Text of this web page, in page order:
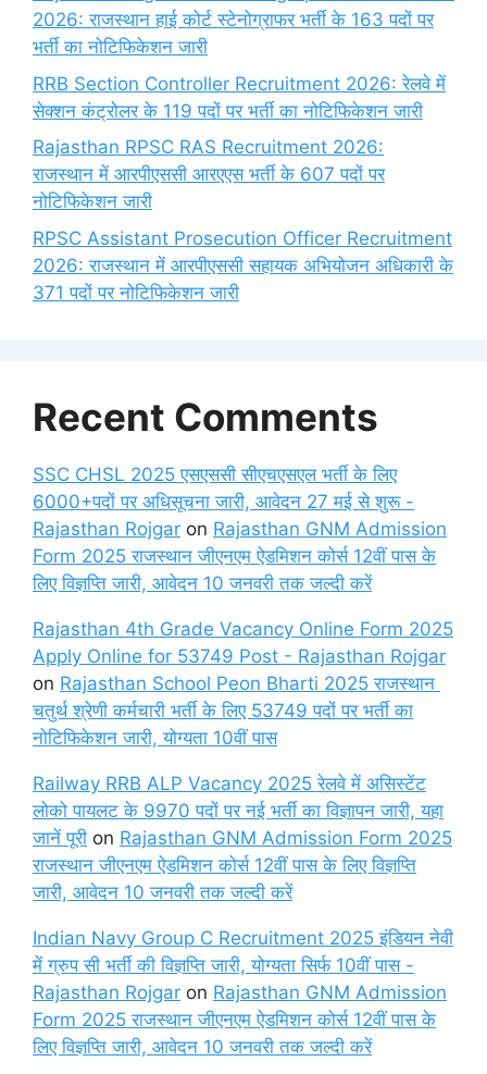
2026: राजस्थान हाई कोर्ट स्टेनोग्राफर भर्ती के 163 पदों पर
भर्ती का नोटिफिकेशन जारी
RRB Section Controller Recruitment 2026: रेलवे में
सेक्शन कंट्रोलर के 119 पदों पर भर्ती का नोटिफिकेशन जारी
Rajasthan RPSC RAS Recruitment 2026:
राजस्थान में आरपीएससी आरएएस भर्ती के 607 पदों पर
नोटिफिकेशन जारी
RPSC Assistant Prosecution Officer Recruitment
2026: राजस्थान में आरपीएससी सहायक अभियोजन अधिकारी के
371 पदों पर नोटिफिकेशन जारी
Recent Comments
SSC CHSL 2025 एसएससी सीएचएसएल भर्ती के लिए
6000+पदों पर अधिसूचना जारी, आवेदन 27 मई से शुरू -
Rajasthan Rojgar on Rajasthan GNM Admission
Form 2025 राजस्थान जीएनएम ऐडमिशन कोर्स 12वीं पास के
लिए विज्ञप्ति जारी, आवेदन 10 जनवरी तक जल्दी करें
Rajasthan 4th Grade Vacancy Online Form 2025
Apply Online for 53749 Post - Rajasthan Rojgar
on Rajasthan School Peon Bharti 2025 राजस्थान
चतुर्थ श्रेणी कर्मचारी भर्ती के लिए 53749 पदों पर भर्ती का
नोटिफिकेशन जारी, योग्यता 10वीं पास
Railway RRB ALP Vacancy 2025 रेलवे में असिस्टेंट
लोको पायलट के 9970 पदों पर नई भर्ती का विज्ञापन जारी, यहा
जानें पूरी on Rajasthan GNM Admission Form 2025
राजस्थान जीएनएम ऐडमिशन कोर्स 12वीं पास के लिए विज्ञप्ति
जारी, आवेदन 10 जनवरी तक जल्दी करें
Indian Navy Group C Recruitment 2025 इंडियन नेवी
में ग्रुप सी भर्ती की विज्ञप्ति जारी, योग्यता सिर्फ 10वीं पास -
Rajasthan Rojgar on Rajasthan GNM Admission
Form 2025 राजस्थान जीएनएम ऐडमिशन कोर्स 12वीं पास के
लिए विज्ञप्ति जारी, आवेदन 10 जनवरी तक जल्दी करें